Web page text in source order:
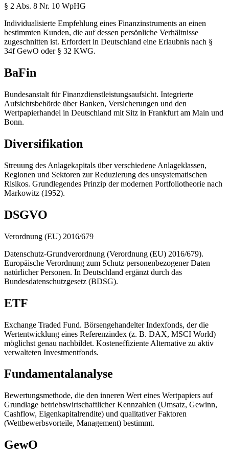
§ 2 Abs. 8 Nr. 10 WpHG
Individualisierte Empfehlung eines Finanzinstruments an einen
bestimmten Kunden, die auf dessen persönliche Verhältnisse
zugeschnitten ist. Erfordert in Deutschland eine Erlaubnis nach §
34f GewO oder § 32 KWG.
BaFin
Bundesanstalt für Finanzdienstleistungsaufsicht. Integrierte
Aufsichtsbehörde über Banken, Versicherungen und den
Wertpapierhandel in Deutschland mit Sitz in Frankfurt am Main und
Bonn.
Diversifikation
Streuung des Anlagekapitals über verschiedene Anlageklassen,
Regionen und Sektoren zur Reduzierung des unsystematischen
Risikos. Grundlegendes Prinzip der modernen Portfoliotheorie nach
Markowitz (1952).
DSGVO
Verordnung (EU) 2016/679
Datenschutz-Grundverordnung (Verordnung (EU) 2016/679).
Europäische Verordnung zum Schutz personenbezogener Daten
natürlicher Personen. In Deutschland ergänzt durch das
Bundesdatenschutzgesetz (BDSG).
ETF
Exchange Traded Fund. Börsengehandelter Indexfonds, der die
Wertentwicklung eines Referenzindex (z. B. DAX, MSCI World)
möglichst genau nachbildet. Kosteneffiziente Alternative zu aktiv
verwalteten Investmentfonds.
Fundamentalanalyse
Bewertungsmethode, die den inneren Wert eines Wertpapiers auf
Grundlage betriebswirtschaftlicher Kennzahlen (Umsatz, Gewinn,
Cashflow, Eigenkapitalrendite) und qualitativer Faktoren
(Wettbewerbsvorteile, Management) bestimmt.
GewO